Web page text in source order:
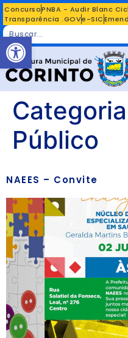
ConcursoPNBA - Audir Blanc
Transparência .GOVe-SIC
Público
NAEES – Convite
Abrir a barra de